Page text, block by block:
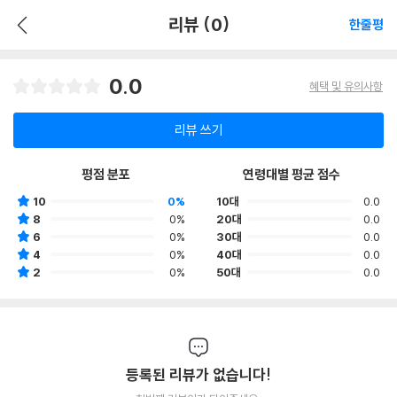
리뷰 (0) 한줄평
0.0 혜택 및 유의사항
리뷰 쓰기
평점 분포
10
0%
8
0%
6
0%
4
0%
2
0%
연령대별 평균 점수
10대
0.0
20대
0.0
30대
0.0
40대
0.0
50대
0.0
등록된 리뷰가 없습니다!